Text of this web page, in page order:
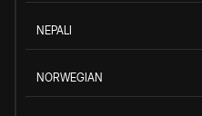
NEPALI
NORWEGIAN